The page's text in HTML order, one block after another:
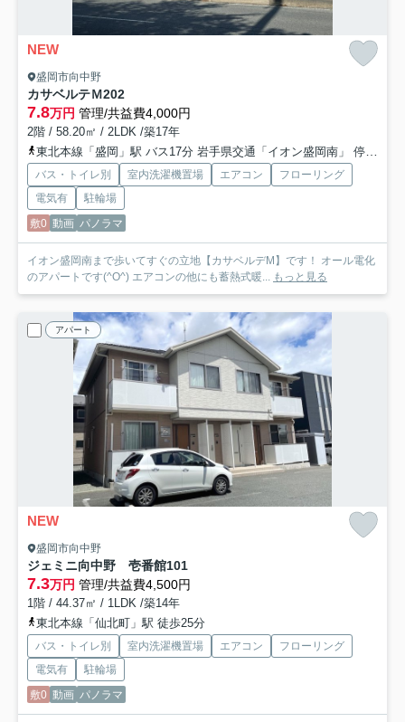
NEW
盛岡市向中野
カサベルテＭ202
7.8万円 管理/共益費4,000円
2階 / 58.20㎡ / 2LDK /築17年
東北本線「盛岡」駅 バス17分 岩手県交通「イオン盛岡南」 停歩2分
バス・トイレ別 室内洗濯機置場 エアコン
フローリング
電気有
駐輪場
敷0 動画 パノラマ
イオン盛岡南まで歩いてすぐの立地【カサベルデM】です！ オール電化
のアパートです(^O^) エアコンの他にも蓄熱式暖... もっと見る
アパート
NEW
盛岡市向中野
ジェミニ向中野 壱番館101
7.3万円 管理/共益費4,500円
1階 / 44.37㎡ / 1LDK /築14年
東北本線「仙北町」駅 徒歩25分
バス・トイレ別 室内洗濯機置場 エアコン
フローリング
電気有
駐輪場
敷0 動画 パノラマ